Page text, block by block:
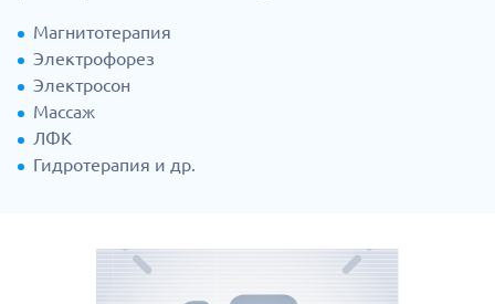
Магнитотерапия
Электрофорез
Электросон
Массаж
ЛФК
Гидротерапия и др.